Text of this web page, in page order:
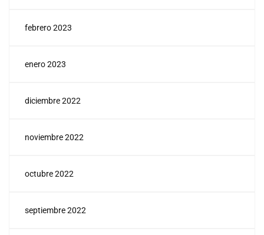
febrero 2023
enero 2023
diciembre 2022
noviembre 2022
octubre 2022
septiembre 2022